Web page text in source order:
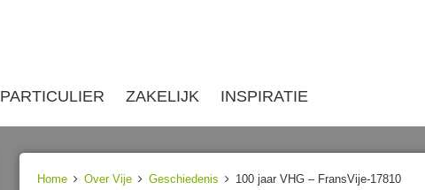
PARTICULIER ZAKELIJK INSPIRATIE
Home Over Vije Geschiedenis 100 jaar VHG – FransVije-17810